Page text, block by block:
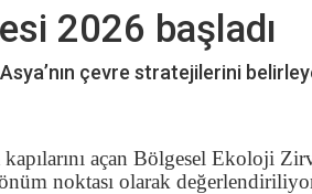
2026 başladı
çevre stratejilerini
kapılarını açan Bölgesel Ekoloji
noktası olarak